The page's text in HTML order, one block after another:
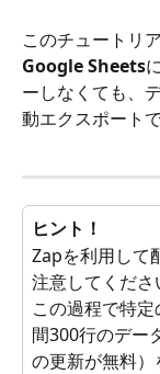
このチュートリ
Google Sheets
ーしなくても、
動エクスポート
ヒント！
Zapを利用して
注意してくださ
この過程で特
間300行のデー
の更新が無料）